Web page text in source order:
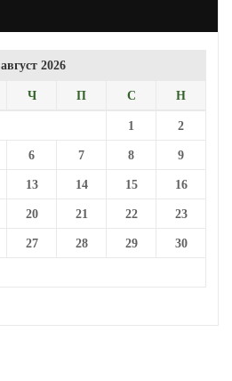
август 2026
Ч П С Н
1 2
6 7 8 9
13 14 15 16
20 21 22 23
27 28 29 30